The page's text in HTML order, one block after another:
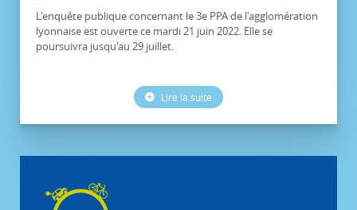
L'enquête publique concernant le 3e PPA de l'agglomération
lyonnaise est ouverte ce mardi 21 juin 2022. Elle se
poursuivra jusqu'au 29 juillet.
Lire la suite